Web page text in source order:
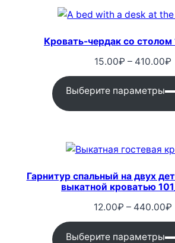
Кровать-чердак со столом
15.00₽ – 410.00₽
Выберите параметры
Гарнитур спальный на двух
выкатной кроватью
12.00₽ – 440.00₽
Выберите параметры